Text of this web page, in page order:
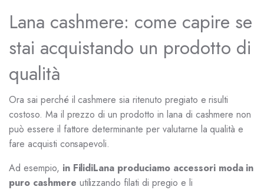
Lana cashmere: come capire se
stai acquistando un prodotto di
qualità
Ora sai perché il cashmere sia ritenuto pregiato e risulti
costoso. Ma il prezzo di un prodotto in lana di cashmere non
può essere il fattore determinante per valutarne la qualità e
fare acquisti consapevoli.
Ad esempio, in FilidiLana produciamo accessori moda in
puro cashmere utilizzando filati di pregio e li